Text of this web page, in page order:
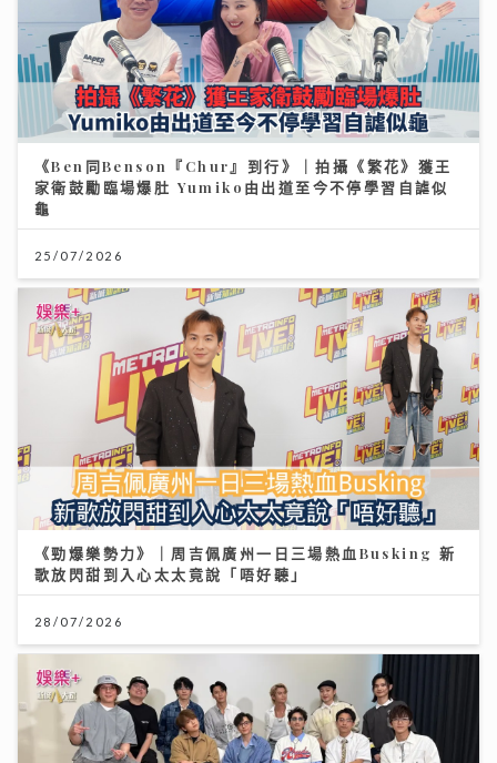
《Ben同Benson『Chur』到行》｜拍攝《繁花》獲王
家衛鼓勵臨場爆肚 Yumiko由出道至今不停學習自謔似
龜
25/07/2026
《勁爆樂勢力》｜周吉佩廣州一日三場熱血Busking 新
歌放閃甜到入心太太竟說「唔好聽」
28/07/2026